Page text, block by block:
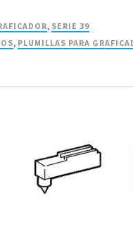
, SERIE 39
, PLUMILLAS PARA